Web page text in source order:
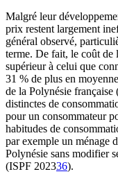
Malgré leur
prix restent largement
général observé,
terme. De fait, le coût de
supérieur à celui que
31 % de plus en
de la Polynésie française
distinctes de
pour un consommateur
habitudes de
par exemple un ménage
Polynésie sans modifier
(ISPF 202336).